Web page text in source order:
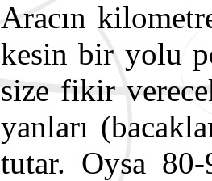
Aracın
kesin bir yolu
size fikir
yanları
tutar. Oysa